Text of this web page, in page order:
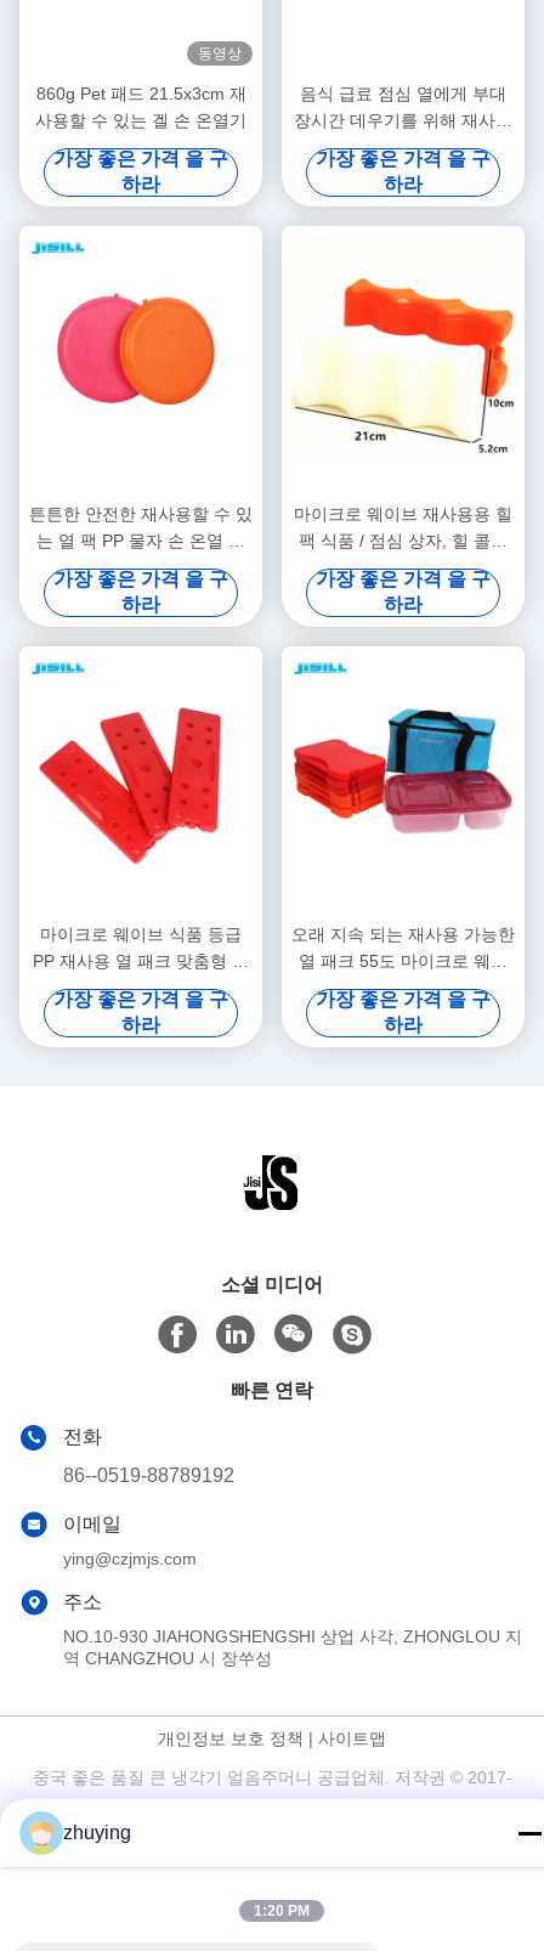
동영상
860g Pet 패드 21.5x3cm 재
사용할 수 있는 겔 손 온열기
가장 좋은 가격 을 구
하라
음식 급료 점심 열에게 부대
장시간 데우기를 위해 재사용
할 수 있는 둥근 젤 열 팩
가장 좋은 가격 을 구
하라
튼튼한 안전한 재사용할 수 있
는 열 팩 PP 물자 손 온열 장
치를 주문을 받아서 만드십시
오
가장 좋은 가격 을 구
하라
마이크로 웨이브 재사용용 힐
팩 식품 / 점심 상자, 힐 콜드
젤 팩 냉동 식품
가장 좋은 가격 을 구
하라
마이크로 웨이브 식품 등급
PP 재사용 열 패크 맞춤형 색
상 냉동 식품에 사용하기 쉽다
가장 좋은 가격 을 구
하라
오래 지속 되는 재사용 가능한
열 패크 55도 마이크로 웨이
브 식품 냉동 식품 따뜻
가장 좋은 가격 을 구
하라
소셜 미디어
빠른 연락
전화
86--0519-88789192
이메일
ying@czjmjs.com
주소
NO.10-930 JIAHONGSHENGSHI 상업 사각, ZHONGLOU 지
역 CHANGZHOU 시 장쑤성
개인정보 보호 정책 | 사이트맵
중국 좋은 품질 큰 냉각기 얼음주머니 공급업체. 저작권 © 2017-
zhuying
1:20 PM